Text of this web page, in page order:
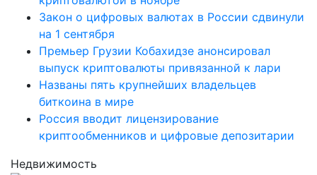
Закон о цифровых валютах в России сдвинули
на 1 сентября
Премьер Грузии Кобахидзе анонсировал
выпуск криптовалюты привязанной к лари
Названы пять крупнейших владельцев
биткоина в мире
Россия вводит лицензирование
криптообменников и цифровые депозитарии
Недвижимость